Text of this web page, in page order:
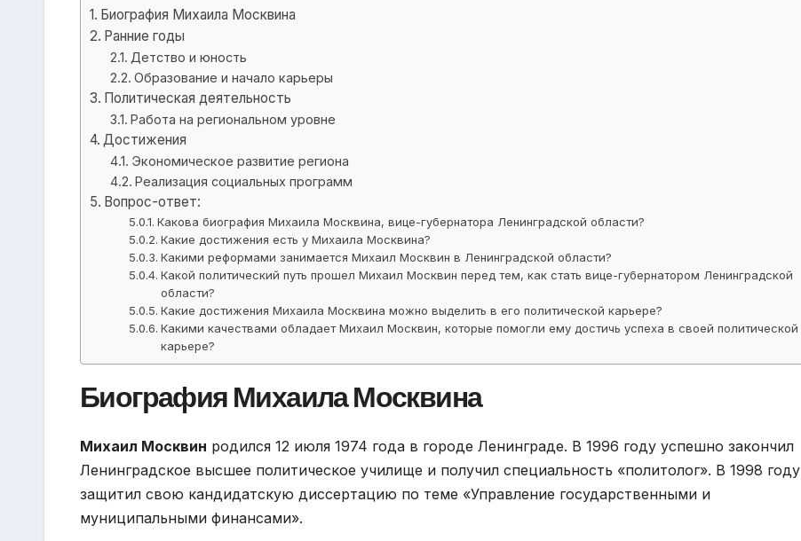
Биография Михаила Москвина
Ранние годы
Детство и юность
Образование и начало карьеры
Политическая деятельность
Работа на региональном уровне
Достижения
Экономическое развитие региона
Реализация социальных программ
Вопрос-ответ:
Какова биография Михаила Москвина, вице-губернатора Ленинградской области?
Какие достижения есть у Михаила Москвина?
Какими реформами занимается Михаил Москвин в Ленинградской области?
Какой политический путь прошел Михаил Москвин перед тем, как стать вице-губернатором Ленинградской
области?
Какие достижения Михаила Москвина можно выделить в его политической карьере?
Какими качествами обладает Михаил Москвин, которые помогли ему достичь успеха в своей политической
карьере?
Биография Михаила Москвина
Михаил Москвин родился 12 июля 1974 года в городе Ленинграде. В 1996 году успешно закончил
Ленинградское высшее политическое училище и получил специальность «политолог». В 1998 году
защитил свою кандидатскую диссертацию по теме «Управление государственными и
муниципальными финансами».